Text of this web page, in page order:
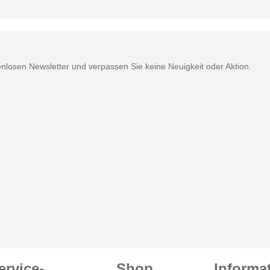
Newsletter und verpassen Sie keine Neuigkeit oder Aktion.